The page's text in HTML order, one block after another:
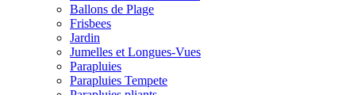
Ballons de Plage
Frisbees
Jardin
Jumelles et Longues-Vues
Parapluies
Parapluies Tempete